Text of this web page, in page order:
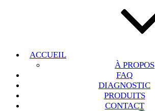
ACCUEIL
À PROPOS
FAQ
DIAGNOSTIC
PRODUITS
CONTACT